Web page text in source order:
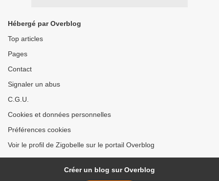
Hébergé par Overblog
Top articles
Pages
Contact
Signaler un abus
C.G.U.
Cookies et données personnelles
Préférences cookies
Voir le profil de Zigobelle sur le portail Overblog
Créer un blog sur Overblog